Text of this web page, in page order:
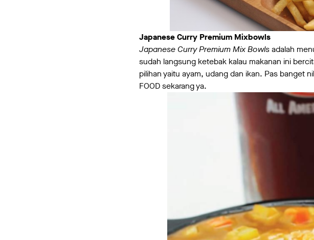
Japanese Curry Premium Mixbowls
Japanese Curry Premium Mix Bowlsadalah
sudah langsung ketebak kalau makanan ini
pilihan yaitu ayam, udang dan ikan. Pas banget
FOOD sekarang ya.